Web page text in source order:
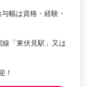
幅は資格・経験・
「東伏見駅」又は
！